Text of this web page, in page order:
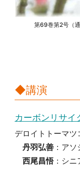
第69巻第2号（
◆講演
カーボンリサイ
デロイトトーマ
丹羽弘善 ：ア
西尾昌悟：シニ